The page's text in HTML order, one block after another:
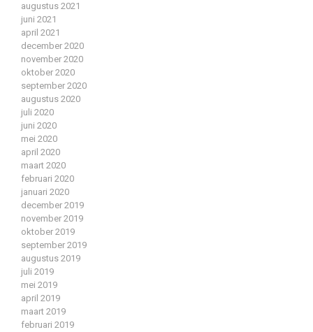
augustus 2021
juni 2021
april 2021
december 2020
november 2020
oktober 2020
september 2020
augustus 2020
juli 2020
juni 2020
mei 2020
april 2020
maart 2020
februari 2020
januari 2020
december 2019
november 2019
oktober 2019
september 2019
augustus 2019
juli 2019
mei 2019
april 2019
maart 2019
februari 2019